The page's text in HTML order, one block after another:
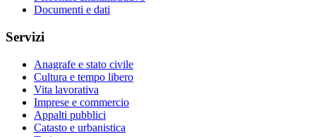
Documenti e dati
Servizi
Anagrafe e stato civile
Cultura e tempo libero
Vita lavorativa
Imprese e commercio
Appalti pubblici
Catasto e urbanistica